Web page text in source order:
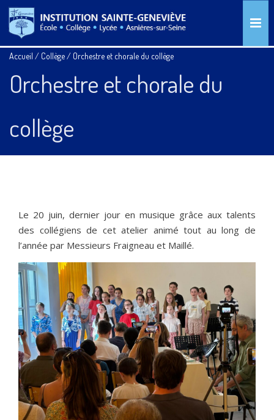
Accueil / Collège/ Orchestre et chorale du collège
Orchestre et chorale du
collège
Le 20 juin, dernier jour en musique grâce aux talents
des collégiens de cet atelier animé tout au long de
l’année par Messieurs Fraigneau et Maillé.